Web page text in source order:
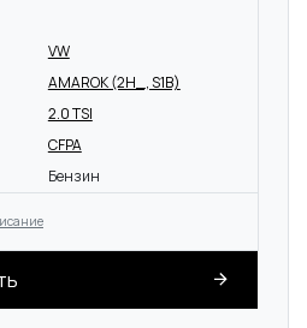
VW
AMAROK (2H_, S1B)
2.0 TSI
CFPA
Бензин